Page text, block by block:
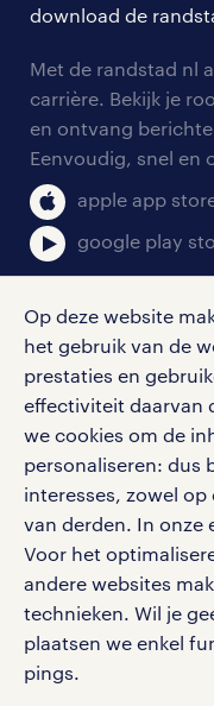
Op deze website
het gebruik van de
prestaties en
effectiviteit daarvan
we cookies om de
personaliseren: dus
interesses, zowel
van derden. In onze
Voor het
andere websites
technieken. Wil je
plaatsen we enkel
pings.
tarieven
personeel gezocht
aanmelden
blogs en artikelen
salarischecker
bruto-netto
onze vestigingen
pers
download de
Met de randstad nl
carrière. Bekijk je
en ontvang
Eenvoudig, snel en
apple app
google play
social media
Volg ons voor de
vacatures,
werken bij randstad
privacystatement
cookies